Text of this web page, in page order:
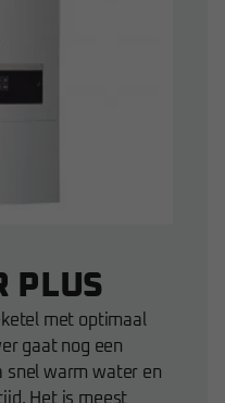
PLUS
met optimaal
gaat nog een
snel warm water en
Het is meest